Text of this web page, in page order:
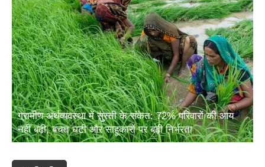
ग्रामीण अर्थव्यवस्था में सुस्ती के संकेत: 72% परिवारों की आय
नहीं बढ़ी, बचत घटी और साहूकारों पर बढ़ी निर्भरता
मशीनरी